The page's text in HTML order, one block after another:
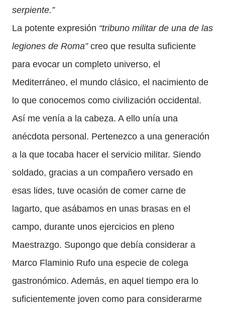
serpiente.”
La potente expresión “tribuno militar de una de las
legiones de Roma”creo que resulta suficiente
para evocar un completo universo, el
Mediterráneo, el mundo clásico, el nacimiento de
lo que conocemos como civilización occidental.
Así me venía a la cabeza. A ello unía una
anécdota personal. Pertenezco a una generación
a la que tocaba hacer el servicio militar. Siendo
soldado, gracias a un compañero versado en
esas lides, tuve ocasión de comer carne de
lagarto, que asábamos en unas brasas en el
campo, durante unos ejercicios en pleno
Maestrazgo. Supongo que debía considerar a
Marco Flaminio Rufo una especie de colega
gastronómico. Además, en aquel tiempo era lo
suficientemente joven como para considerarme